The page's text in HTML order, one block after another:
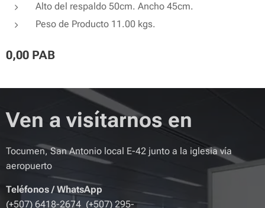
Alto del respaldo 50cm. Ancho 45cm.
Peso de Producto 11.00 kgs.
0,00 PAB
Ven a visítarnos en
Tocumen, San Antonio local E-42 junto a la iglesia vía
aeropuerto
Teléfonos/WhatsApp
(+507) 6418-2674 (+507) 295-